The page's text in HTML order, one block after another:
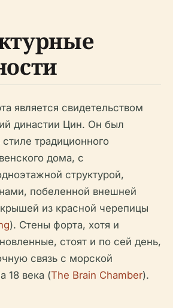
является свидетельством
династии Цин. Он был
традиционного
дома, с
структурой,
побеленной внешней
из красной черепицы
). Стены форта, хотя и
стоят и по сей день,
связь с морской
18 века (The Brain Chamber).